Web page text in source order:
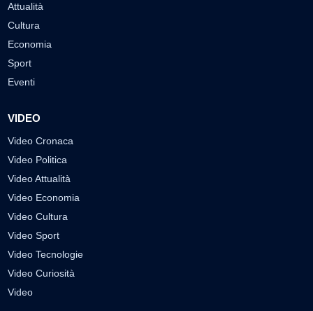
Attualità
Cultura
Economia
Sport
Eventi
VIDEO
Video Cronaca
Video Politica
Video Attualità
Video Economia
Video Cultura
Video Sport
Video Tecnologie
Video Curiosità
Video